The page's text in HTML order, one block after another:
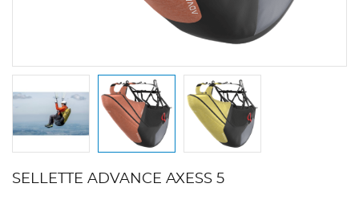
SELLETTE ADVANCE AXESS 5